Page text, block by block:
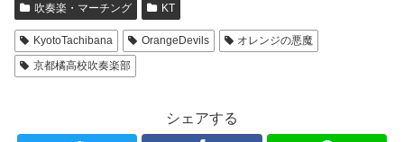
吹奏楽・マーチング KT
KyotoTachibana OrangeDevils
オレンジの悪魔
京都橘高校吹奏楽部
シェアする